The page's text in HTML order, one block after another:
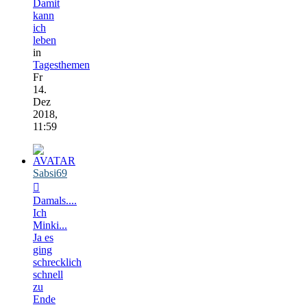
Damit
kann
ich
leben
in
Tagesthemen
Fr
14.
Dez
2018,
11:59
Sabsi69
Damals....
Ich
Minki...
Ja es
ging
schrecklich
schnell
zu
Ende